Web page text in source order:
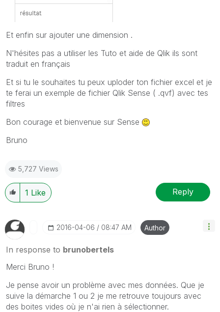
Et enfin sur ajouter une dimension .
N'hésites pas a utiliser les Tuto et aide de Qlik ils sont
traduit en français
Et si tu le souhaites tu peux uploder ton fichier excel et je
te ferai un exemple de fichier Qlik Sense ( .qvf) avec tes
filtres
Bon courage et bienvenue sur Sense
Bruno
5,727 Views
1 Like Reply
‎2016-04-06 08:47 AM Author
In response to brunobertels
Merci Bruno !
Je pense avoir un problème avec mes données. Que je
suive la démarche 1 ou 2 je me retrouve toujours avec
des boites vides où je n'ai rien à sélectionner.